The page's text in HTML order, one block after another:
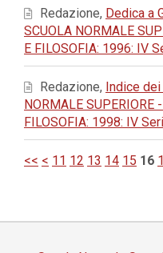
Redazione, Dedica a
SCUOLA NORMALE
E FILOSOFIA: 1996: IV
Redazione, Indice
NORMALE SUPERIORE
FILOSOFIA: 1998: IV
<< < 11 12 13 14 15 16